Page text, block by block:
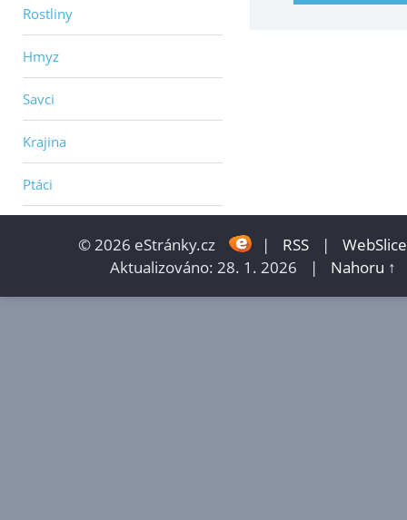
Rostliny
Hmyz
Savci
Krajina
Ptáci
© 2026 eStránky.cz | RSS |
WebSlice
Aktualizováno: 28. 1. 2026
| Nahoru ↑